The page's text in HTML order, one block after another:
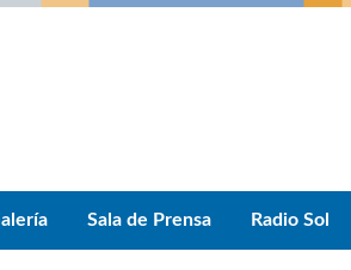
Sala de Prensa Radio Sol